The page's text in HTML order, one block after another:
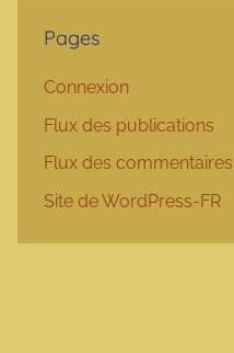
Pages
Connexion
Flux des publications
Flux des commentaires
Site de WordPress-FR